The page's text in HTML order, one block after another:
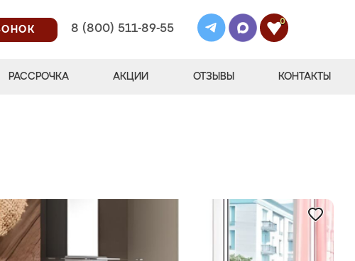
8 (800) 511-89-55
0
РАССРОЧКА АКЦИИ ОТЗЫВЫ КОНТАКТЫ